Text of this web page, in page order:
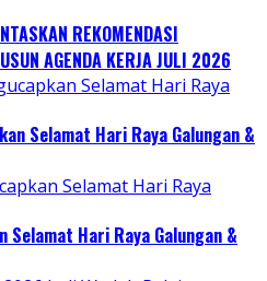
REKOMENDASI
AGENDA KERJA JULI 2026
Selamat Hari Raya Galungan &
Selamat Hari Raya Galungan &